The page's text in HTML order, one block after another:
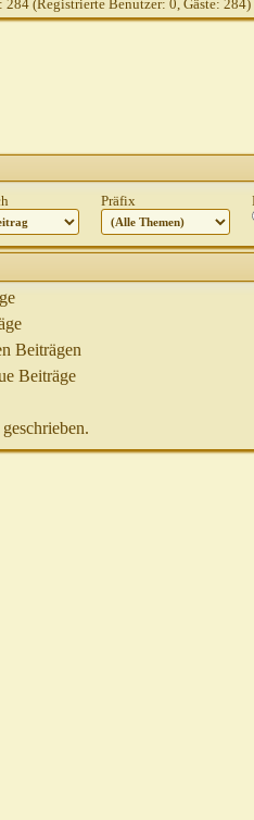
: 284 (Registrierte Benutzer: 0, Gäste: 284)
Präfix
Beiträgen
Beiträge